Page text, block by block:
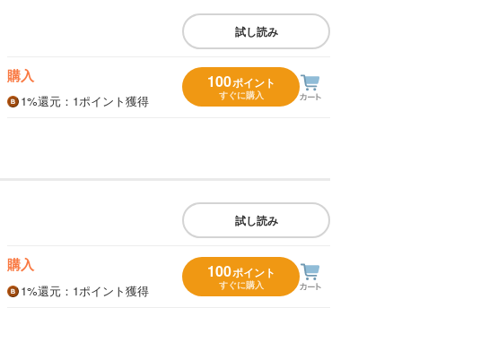
試し読み
購入
1%還元 ：1ポイント獲得
100ポイント
すぐに購入
試し読み
購入
1%還元 ：1ポイント獲得
100ポイント
すぐに購入